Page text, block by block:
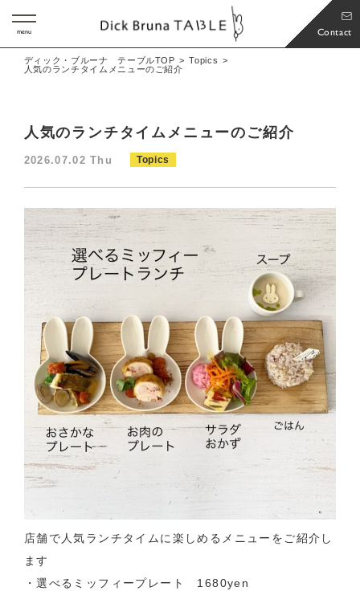
Contact
menu
ディック・ブルーナ テーブルTOP
Topics
人気のランチタイムメニューのご紹介
人気のランチタイムメニューのご紹介
2026.07.02 Thu Topics
店舗で人気ランチタイムに楽しめるメニューをご紹介し
ます
・選べるミッフィープレート 1680yen